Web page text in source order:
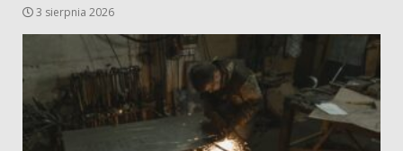
3 sierpnia 2026